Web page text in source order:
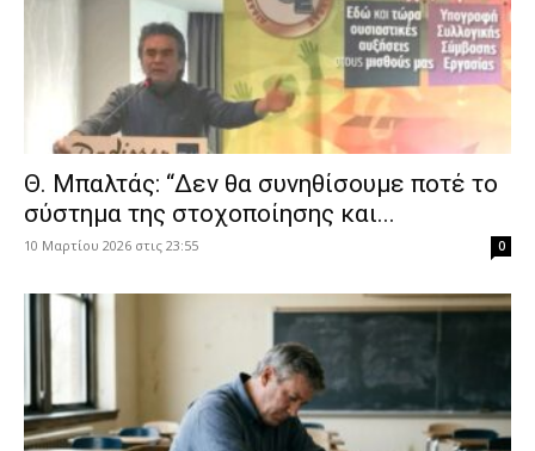
Θ. Μπαλτάς: “Δεν θα συνηθίσουμε ποτέ το
σύστημα της στοχοποίησης και...
10 Μαρτίου 2026 στις 23:55 0